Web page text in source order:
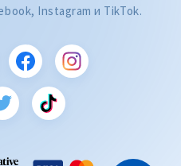
Instagram и TikTok.